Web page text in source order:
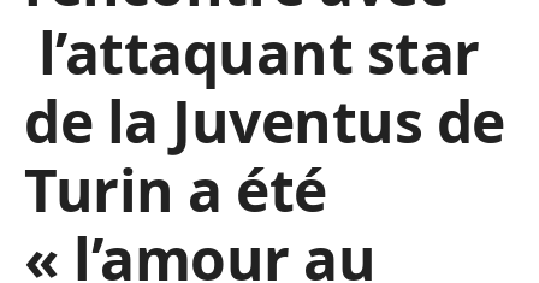
l’attaquant star
de la Juventus de
Turin a été
« l’amour au